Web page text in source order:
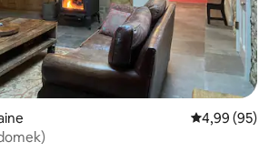
Średnia
4,99 (95)